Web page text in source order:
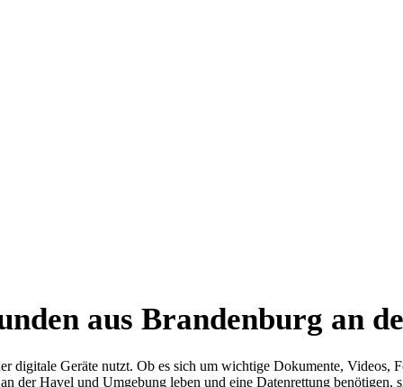
aus Brandenburg an
digitale Geräte nutzt. Ob es sich um wichtige Dokumente,
der Havel und Umgebung leben und eine Datenrettung benötigen,